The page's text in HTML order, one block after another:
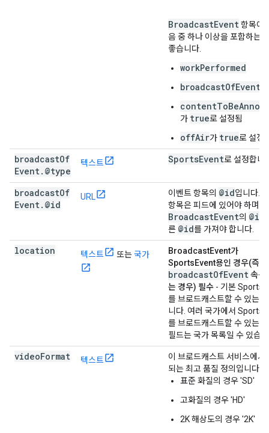
BroadcastEvent항목에
음 중 하나 이상을 포함하는
좋습니다.
workPerformed
broadcastOfEvent
가 true로 설정됨
offAir가 true로 설정
broadcastOf
Event. @type
텍스트 SportsEvent로 설정합니
broadcastOf
Event. @id
URL 이벤트 항목의 @id입니다.
항목은 피드에 있어야 하며
BroadcastEvent의 @id
른 @id를 가져야 합니다.
location 텍스트 또는국가
BroadcastEvent가
SportsEvent용인 경우(즉,
broadcastOfEvent속성
는 경우) 필수 - 기본
를 브로드캐스트할 수 있는
니다. 여러 국가에서
를 브로드캐스트할 수 있는
필드는 국가 목록일 수 있습
videoFormat 텍스트
이 브로드캐스트 서비스에서
되는 최고 품질 정의입니다(
표준 화질의 경우 'SD'
고화질의 경우 'HD'
2K 해상도의 경우 '2K'